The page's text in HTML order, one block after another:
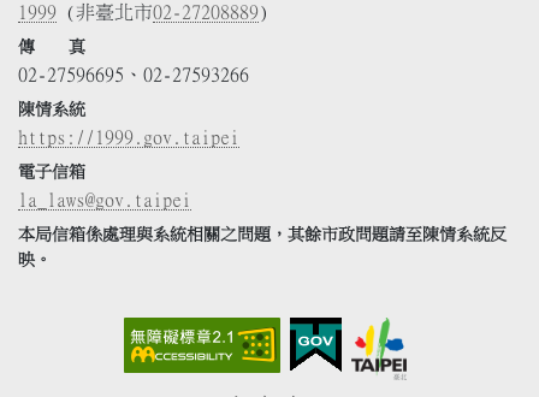
1999 (非臺北市02-27208889)
傳 真
02-27596695、02-27593266
陳情系統
https://1999.gov.taipei
電子信箱
la_laws@gov.taipei
本局信箱係處理與系統相關之問題，其餘市政問題請至陳情系統反
映。